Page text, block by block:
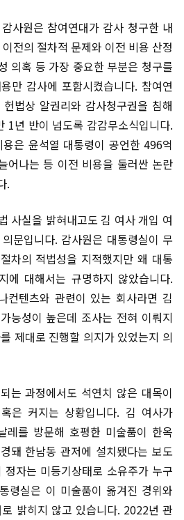
사원은 참여연대가 감사 청구한 내
전의 절차적 문제와 이전 비용 산정
의혹 등 가장 중요한 부분은 청구를
만 감사에 포함시켰습니다. 참여연
법상 알권리와 감사청구권을 침해
1년 반이 넘도록 감감무소식입니다.
은 윤석열 대통령이 공언한 496억
어나는 등 이전 비용을 둘러싼 논란
.
사실을 밝혀내고도 김 여사 개입 여
문입니다. 감사원은 대통령실이 무
차의 적법성을 지적했지만 왜 대통
에 대해서는 규명하지 않았습니다.
컨텐츠와 관련이 있는 회사라면 김
능성이 높은데 조사는 전혀 이뤄지
제대로 진행할 의지가 있었는지 의
는 과정에서도 석연치 않은 대목이
은 커지는 상황입니다. 김 여사가
레를 방문해 호평한 미술품이 한옥
돼 한남동 관저에 설치됐다는 보도
자는 미등기상태로 소유주가 누구
령실은 이 미술품이 옮겨진 경위와
밝히지 않고 있습니다. 2022년 관